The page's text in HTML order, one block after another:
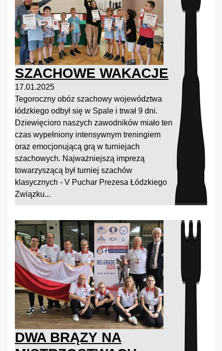
SZACHOWE WAKACJE
17.01.2025
Tegoroczny obóz szachowy województwa
łódzkiego odbył się w Spale i trwał 9 dni.
Dziewięcioro naszych zawodników miało ten
czas wypełniony intensywnym treningiem
oraz emocjonującą grą w turniejach
szachowych. Najważniejszą imprezą
towarzyszącą był turniej szachów
klasycznych - V Puchar Prezesa Łódzkiego
Związku...
DWA BRĄZY NA